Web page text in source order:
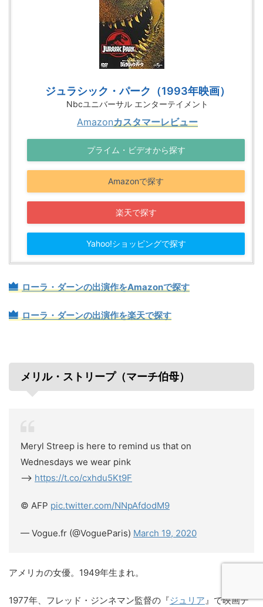
ジュラシック・パーク（1993年映画）
Nbcユニバーサル エンターテイメント
Amazonカスタマーレビュー
プライム・ビデオから探す
Amazonで探す
楽天で探す
Yahoo!ショッピングで探す
ローラ・ダーンの出演作をAmazonで探す
ローラ・ダーンの出演作を楽天で探す
メリル・ストリープ（マーチ伯母）
Meryl Streep is here to remind us that on
Wednesdays we wear pink
--> https://t.co/cxhdu5Kt9F
© AFP pic.twitter.com/NNpAfdodM9
— Vogue.fr (@VogueParis) March 19, 2020
アメリカの女優。1949年生まれ。
1977年、フレッド・ジンネマン監督の『ジュリア 』で映画デ